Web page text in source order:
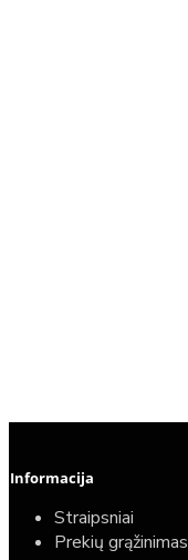
Informacija
Straipsniai
Prekių grąžinimas